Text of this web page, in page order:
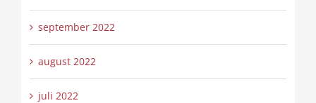
september 2022
august 2022
juli 2022